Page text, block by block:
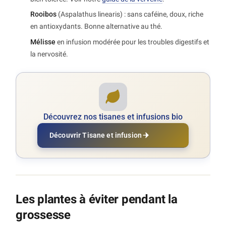
Rooibos (Aspalathus linearis) : sans caféine, doux, riche
en antioxydants. Bonne alternative au thé.
Mélisse en infusion modérée pour les troubles digestifs et
la nervosité.
Découvrez nos tisanes et infusions bio
Découvrir Tisane et infusion
Les plantes à éviter pendant la
grossesse